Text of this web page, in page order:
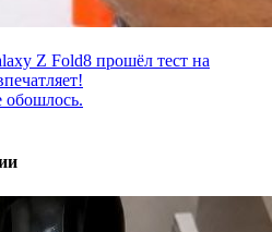
Z Fold8 прошёл тест на
обошлось.